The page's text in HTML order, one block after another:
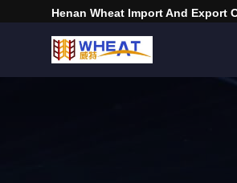
Henan Wheat Import And Export